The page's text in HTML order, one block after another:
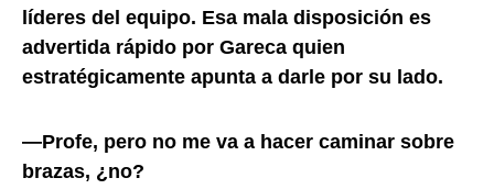
líderes del equipo. Esa mala disposición es
advertida rápido por Gareca quien
estratégicamente apunta a darle por su lado.
—Profe, pero no me va a hacer caminar sobre
brazas, ¿no?